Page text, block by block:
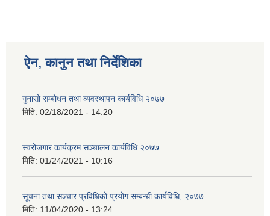
ऐन, कानुन तथा निर्देशिका
गुनासो सम्बोधन तथा व्यवस्थापन कार्यविधि २०७७
मिति: 02/18/2021 - 14:20
स्वरोजगार कार्यक्रम सञ्चालन कार्यविधि २०७७
मिति: 01/24/2021 - 10:16
सूचना तथा सञ्चार प्रविधिको प्रयोग सम्बन्धी कार्यविधि, २०७७
मिति: 11/04/2020 - 13:24